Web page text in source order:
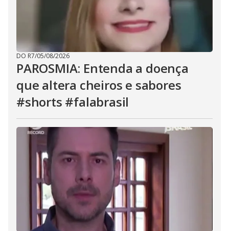
DO R7/05/08/2026
PAROSMIA: Entenda a doença
que altera cheiros e sabores
#shorts #falabrasil